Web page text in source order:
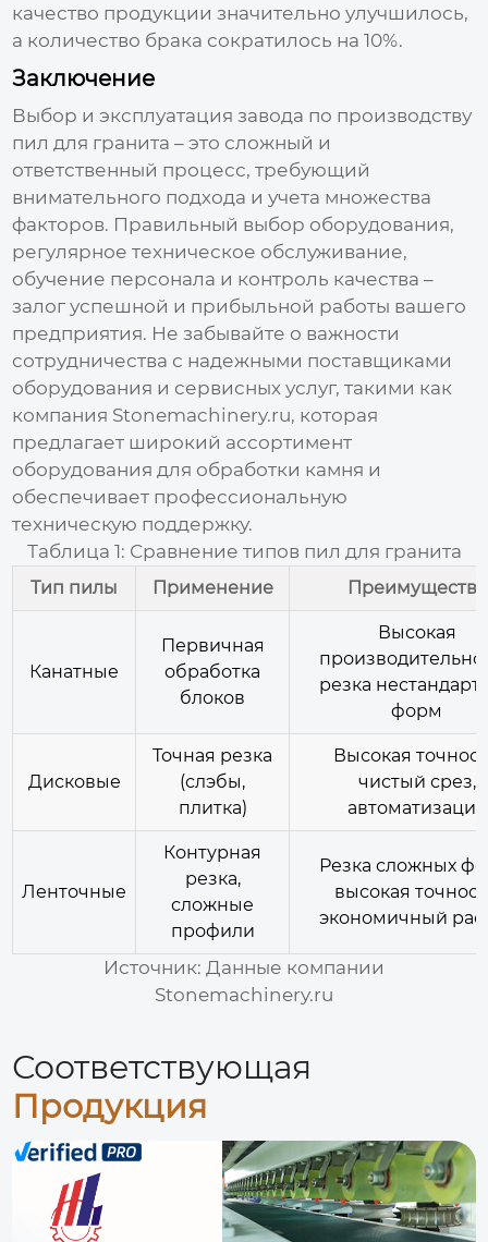
качество продукции значительно улучшилось,
а количество брака сократилось на 10%.
Заключение
Выбор и эксплуатациязавода по производству
пил для гранита – это сложный и
ответственный процесс, требующий
внимательного подхода и учета множества
факторов. Правильный выбор оборудования,
регулярное техническое обслуживание,
обучение персонала и контроль качества –
залог успешной и прибыльной работы вашего
предприятия. Не забывайте о важности
сотрудничества с надежными поставщиками
оборудования и сервисных услуг, такими как
компания Stonemachinery.ru, которая
предлагает широкий ассортимент
оборудования для обработки камня и
обеспечивает профессиональную
техническую поддержку.
Таблица 1: Сравнение типов пил для гранита
Тип пилы Применение Преимущества
Канатные
Первичная
обработка
блоков
Высокая
резка
форм
Дисковые
Точная резка
(слэбы,
плитка)
Высокая
чистый срез,
автоматизация
Ленточные
Контурная
резка,
сложные
профили
Резка сложных
высокая
экономичный
Источник: Данные компании
Stonemachinery.ru
Соответствующая
Продукция